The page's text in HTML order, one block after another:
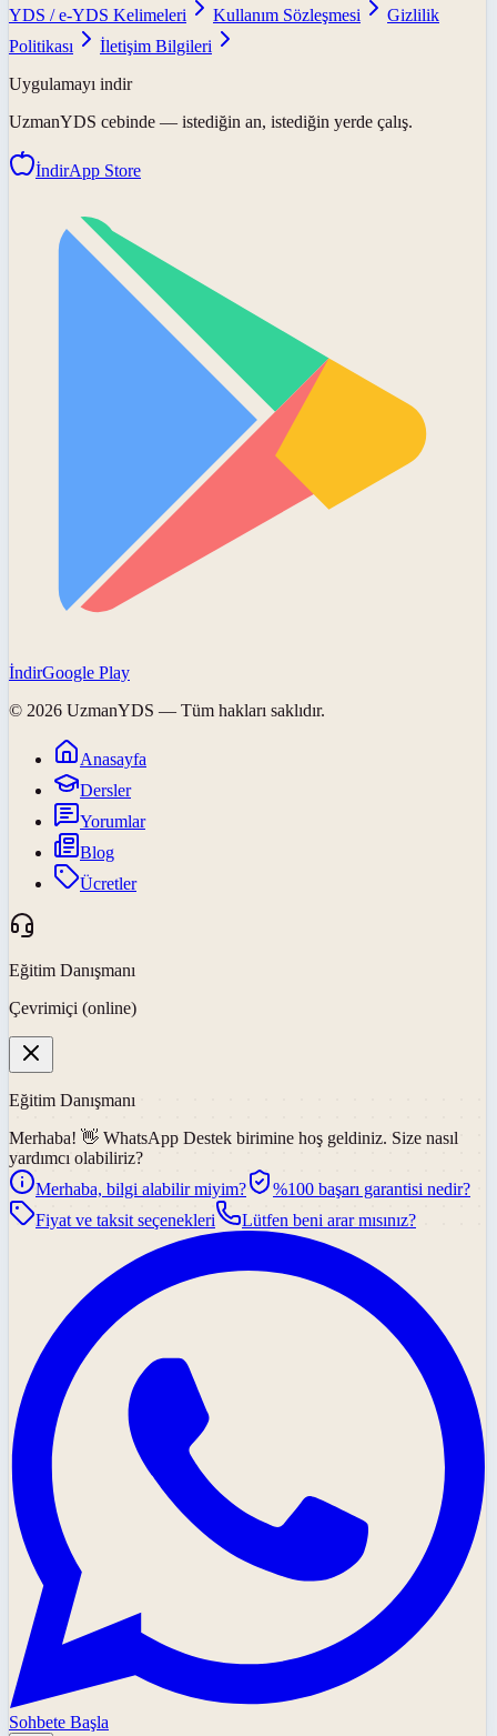
YDS / e-YDS Kelimeleri
Kullanım Sözleşmesi
Gizlilik
Politikası
İletişim Bilgileri
Uygulamayı indir
UzmanYDS cebinde — istediğin an, istediğin yerde çalış.
İndirApp Store
İndirGoogle Play
© 2026 UzmanYDS — Tüm hakları saklıdır.
Anasayfa
Dersler
Yorumlar
Blog
Ücretler
Eğitim Danışmanı
Çevrimiçi (online)
Eğitim Danışmanı
Merhaba! 👋 WhatsApp Destek birimine hoş geldiniz. Size nasıl
yardımcı olabiliriz?
Merhaba, bilgi alabilir miyim?
%100 başarı garantisi nedir?
Fiyat ve taksit seçenekleri
Lütfen beni arar mısınız?
Sohbete Başla